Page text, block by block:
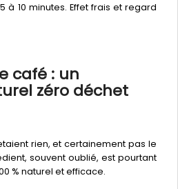
à 10 minutes. Effet frais et regard
café : un
zéro déchet
rien, et certainement pas le
souvent oublié, est pourtant
% naturel et efficace.